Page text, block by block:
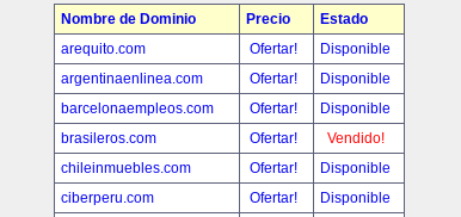
Nombre de Dominio Precio
Estado
arequito.com
Ofertar!
Disponible
argentinaenlinea.com
Ofertar!
Disponible
barcelonaempleos.com
Ofertar!
Disponible
brasileros.com
Ofertar!
Vendido!
chileinmuebles.com
Ofertar!
Disponible
ciberperu.com
Ofertar!
Disponible